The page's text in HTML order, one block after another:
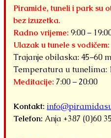
Piramide, tuneli i park su
bez izuzetka.
Radno vrijeme: 9:00 –
Ulazak u tunele s vodičem:
Trajanje obilaska: 45–60
Temperatura u tunelima:
Meditacije: 7:00 – 20:00
Kontakt:
Telefon: Anja +387 (0)60